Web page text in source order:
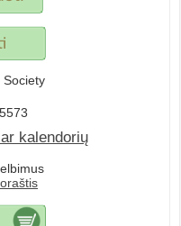
Society
kalendorių